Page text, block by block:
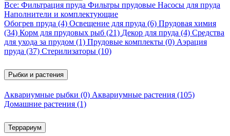
Все: Фильтрация пруда Фильтры прудовые Насосы для пруда
Наполнители и комплектующие
Обогрев пруда (4) Освещение для пруда (6) Прудовая химия
(34) Корм для прудовых рыб (21) Декор для пруда (4) Средства
для ухода за прудом (1) Прудовые комплекты (0) Аэрация
пруда (37) Стерилизаторы (10)
Рыбки и растения
Аквариумные рыбки (0) Аквариумные растения (105)
Домашние растения (1)
Террариум